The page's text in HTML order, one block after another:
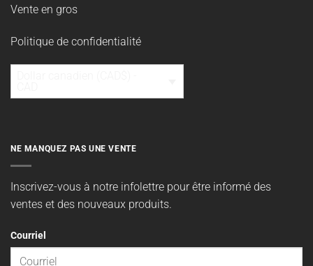
Vente en gros
Politique de confidentialité
NE MANQUEZ PAS UNE VENTE
Inscrivez-vous à notre infolettre pour être informé des
ventes et des nouveaux produits.
Courriel